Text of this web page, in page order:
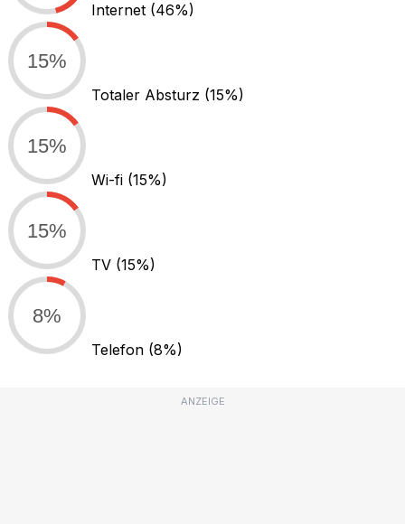
Internet (46%)
15%
Totaler Absturz (15%)
15%
Wi-fi (15%)
15%
TV (15%)
8%
Telefon (8%)
ANZEIGE